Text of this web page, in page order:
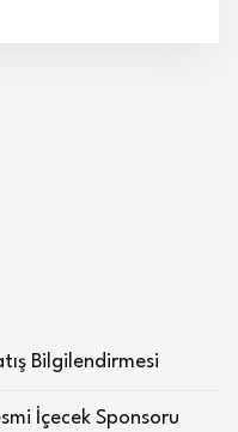
Bilgilendirmesi
İçecek Sponsoru